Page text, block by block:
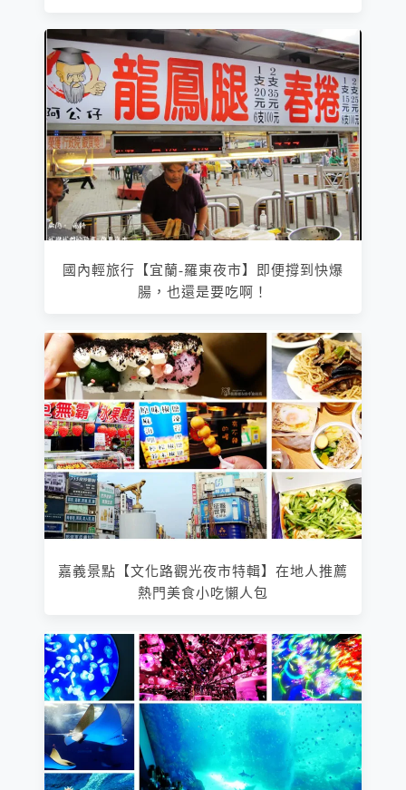
國內輕旅行【宜蘭-羅東夜市】即便撐到快爆
腸，也還是要吃啊！
嘉義景點【文化路觀光夜市特輯】在地人推薦
熱門美食小吃懶人包